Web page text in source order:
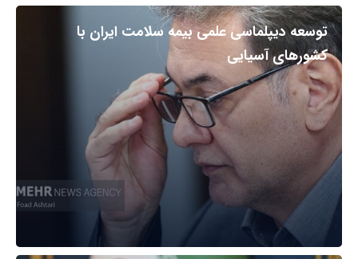
توسعه دیپلماسی علمی بیمه سلامت ایران با
کشورهای آسیایی